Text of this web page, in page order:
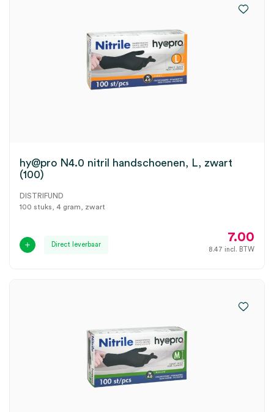
hy@pro N4.0 nitril handschoenen, L, zwart
(100)
DISTRIFUND
100 stuks, 4 gram, zwart
Direct leverbaar
7.00
8.47 incl. BTW